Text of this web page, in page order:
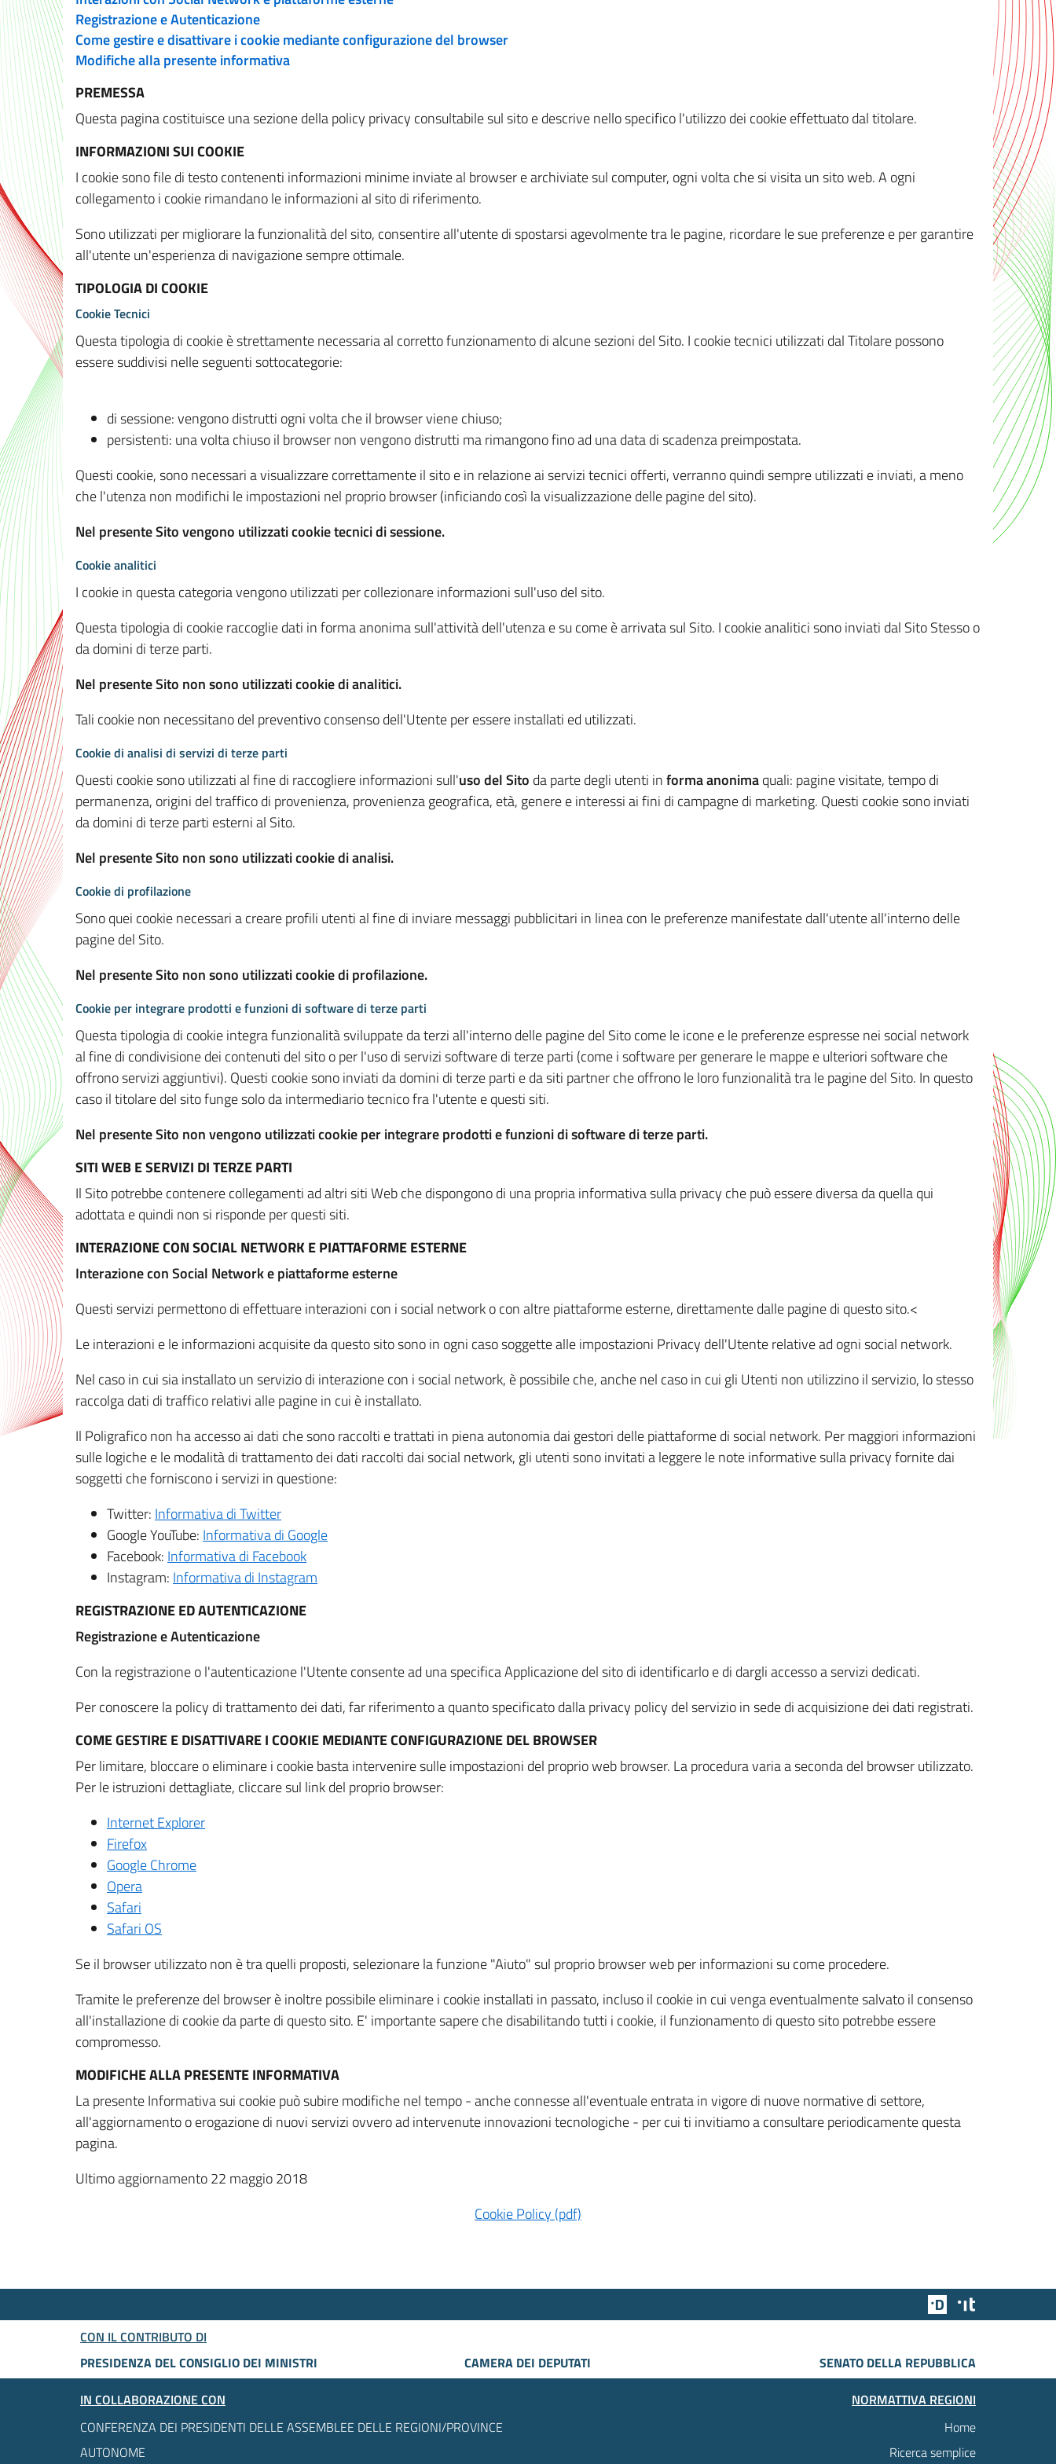
Registrazione e Autenticazione
Come gestire e disattivare i cookie mediante configurazione del browser
Modifiche alla presente informativa
PREMESSA
Questa pagina costituisce una sezione della policy privacy consultabile sul sito e descrive nello specifico l'utilizzo dei cookie effettuato dal titolare.
INFORMAZIONI SUI COOKIE
I cookie sono file di testo contenenti informazioni minime inviate al browser e archiviate sul computer, ogni volta che si visita un sito web. A ogni
collegamento i cookie rimandano le informazioni al sito di riferimento.
Sono utilizzati per migliorare la funzionalità del sito, consentire all'utente di spostarsi agevolmente tra le pagine, ricordare le sue preferenze e per garantire
all'utente un'esperienza di navigazione sempre ottimale.
TIPOLOGIA DI COOKIE
Cookie Tecnici
Questa tipologia di cookie è strettamente necessaria al corretto funzionamento di alcune sezioni del Sito. I cookie tecnici utilizzati dal Titolare possono
essere suddivisi nelle seguenti sottocategorie:
di sessione: vengono distrutti ogni volta che il browser viene chiuso;
persistenti: una volta chiuso il browser non vengono distrutti ma rimangono fino ad una data di scadenza preimpostata.
Questi cookie, sono necessari a visualizzare correttamente il sito e in relazione ai servizi tecnici offerti, verranno quindi sempre utilizzati e inviati, a meno
che l'utenza non modifichi le impostazioni nel proprio browser (inficiando così la visualizzazione delle pagine del sito).
Nel presente Sito vengono utilizzati cookie tecnici di sessione.
Cookie analitici
I cookie in questa categoria vengono utilizzati per collezionare informazioni sull'uso del sito.
Questa tipologia di cookie raccoglie dati in forma anonima sull'attività dell'utenza e su come è arrivata sul Sito. I cookie analitici sono inviati dal Sito Stesso o
da domini di terze parti.
Nel presente Sito non sono utilizzati cookie di analitici.
Tali cookie non necessitano del preventivo consenso dell'Utente per essere installati ed utilizzati.
Cookie di analisi di servizi di terze parti
Questi cookie sono utilizzati al fine di raccogliere informazioni sull'uso del Sito da parte degli utenti informa anonimaquali: pagine visitate, tempo di
permanenza, origini del traffico di provenienza, provenienza geografica, età, genere e interessi ai fini di campagne di marketing. Questi cookie sono inviati
da domini di terze parti esterni al Sito.
Nel presente Sito non sono utilizzati cookie di analisi.
Cookie di profilazione
Sono quei cookie necessari a creare profili utenti al fine di inviare messaggi pubblicitari in linea con le preferenze manifestate dall'utente all'interno delle
pagine del Sito.
Nel presente Sito non sono utilizzati cookie di profilazione.
Cookie per integrare prodotti e funzioni di software di terze parti
Questa tipologia di cookie integra funzionalità sviluppate da terzi all'interno delle pagine del Sito come le icone e le preferenze espresse nei social network
al fine di condivisione dei contenuti del sito o per l'uso di servizi software di terze parti (come i software per generare le mappe e ulteriori software che
offrono servizi aggiuntivi). Questi cookie sono inviati da domini di terze parti e da siti partner che offrono le loro funzionalità tra le pagine del Sito. In questo
caso il titolare del sito funge solo da intermediario tecnico fra l'utente e questi siti.
Nel presente Sito non vengono utilizzati cookie per integrare prodotti e funzioni di software di terze parti.
SITI WEB E SERVIZI DI TERZE PARTI
Il Sito potrebbe contenere collegamenti ad altri siti Web che dispongono di una propria informativa sulla privacy che può essere diversa da quella qui
adottata e quindi non si risponde per questi siti.
INTERAZIONE CON SOCIAL NETWORK E PIATTAFORME ESTERNE
Interazione con Social Network e piattaforme esterne
Questi servizi permettono di effettuare interazioni con i social network o con altre piattaforme esterne, direttamente dalle pagine di questo sito.<
Le interazioni e le informazioni acquisite da questo sito sono in ogni caso soggette alle impostazioni Privacy dell'Utente relative ad ogni social network.
Nel caso in cui sia installato un servizio di interazione con i social network, è possibile che, anche nel caso in cui gli Utenti non utilizzino il servizio, lo stesso
raccolga dati di traffico relativi alle pagine in cui è installato.
Il Poligrafico non ha accesso ai dati che sono raccolti e trattati in piena autonomia dai gestori delle piattaforme di social network. Per maggiori informazioni
sulle logiche e le modalità di trattamento dei dati raccolti dai social network, gli utenti sono invitati a leggere le note informative sulla privacy fornite dai
soggetti che forniscono i servizi in questione:
Twitter: Informativa di Twitter
Google YouTube: Informativa di Google
Facebook: Informativa di Facebook
Instagram: Informativa di Instagram
REGISTRAZIONE ED AUTENTICAZIONE
Registrazione e Autenticazione
Con la registrazione o l'autenticazione l'Utente consente ad una specifica Applicazione del sito di identificarlo e di dargli accesso a servizi dedicati.
Per conoscere la policy di trattamento dei dati, far riferimento a quanto specificato dalla privacy policy del servizio in sede di acquisizione dei dati registrati.
COME GESTIRE E DISATTIVARE I COOKIE MEDIANTE CONFIGURAZIONE DEL BROWSER
Per limitare, bloccare o eliminare i cookie basta intervenire sulle impostazioni del proprio web browser. La procedura varia a seconda del browser utilizzato.
Per le istruzioni dettagliate, cliccare sul link del proprio browser:
Internet Explorer
Firefox
Google Chrome
Opera
Safari
Safari OS
Se il browser utilizzato non è tra quelli proposti, selezionare la funzione "Aiuto" sul proprio browser web per informazioni su come procedere.
Tramite le preferenze del browser è inoltre possibile eliminare i cookie installati in passato, incluso il cookie in cui venga eventualmente salvato il consenso
all'installazione di cookie da parte di questo sito. E' importante sapere che disabilitando tutti i cookie, il funzionamento di questo sito potrebbe essere
compromesso.
MODIFICHE ALLA PRESENTE INFORMATIVA
La presente Informativa sui cookie può subire modifiche nel tempo - anche connesse all'eventuale entrata in vigore di nuove normative di settore,
all'aggiornamento o erogazione di nuovi servizi ovvero ad intervenute innovazioni tecnologiche - per cui ti invitiamo a consultare periodicamente questa
pagina.
Ultimo aggiornamento 22 maggio 2018
Cookie Policy (pdf)
Team Digitale
CON IL CONTRIBUTO DI
PRESIDENZA DEL CONSIGLIO DEI MINISTRI
CAMERA DEI DEPUTATI
SENATO DELLA REPUBBLICA
IN COLLABORAZIONE CON
CONFERENZA DEI PRESIDENTI DELLE ASSEMBLEE DELLE REGIONI/PROVINCE
AUTONOME
NORMATTIVA REGIONI
Home
Ricerca semplice